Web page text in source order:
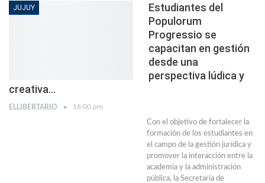
JUJUY
Estudiantes del
Populorum
Progressio se
capacitan en gestión
desde una
perspectiva lúdica y
creativa…
ELLIBERTARIO 16:00 pm
Con el objetivo de fortalecer la
formación de los estudiantes en
el campo de la gestión jurídica y
promover la interacción entre la
academia y la administración
pública, la Secretaría de